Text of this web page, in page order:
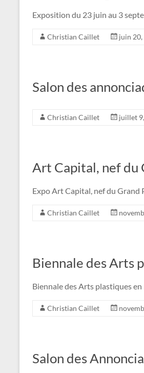
Exposition du 23 juin au 3
Christian Caillet juin
Salon des
Christian Caillet juillet
Art Capital, nef du
Expo Art Capital, nef du
Christian Caillet
Biennale des Arts
Biennale des Arts plastiques
Christian Caillet
Salon des